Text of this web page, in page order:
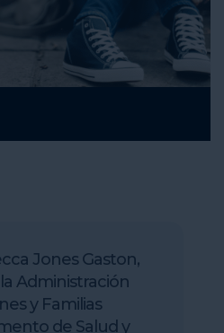
Jones Gaston,
Administración
y Familias
de Salud y